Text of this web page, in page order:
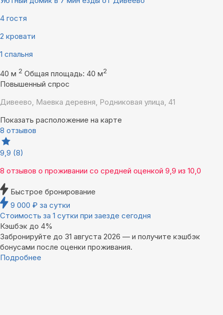
4 гостя
2 кровати
1 спальня
40 м 2 Общая площадь: 40 м2
Повышенный спрос
Дивеево, Маевка деревня, Родниковая улица, 41
Показать расположение на карте
8 отзывов
9,9 (8)
8 отзывов о проживании со средней оценкой 9,9 из 10,0
Быстрое бронирование
9 000 ₽ за сутки
Стоимость за 1 сутки при заезде сегодня
Кэшбэк до 4%
Забронируйте до 31 августа 2026 — и получите кэшбэк
бонусами после оценки проживания.
Подробнее